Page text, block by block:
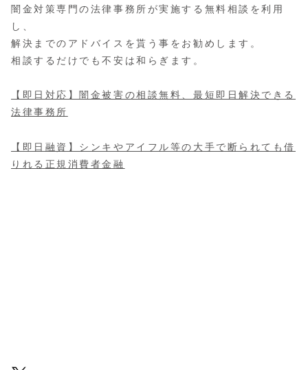
闇金対策専門の法律事務所が実施する無料相談を利用
し、
解決までのアドバイスを貰う事をお勧めします。
相談するだけでも不安は和らぎます。
【即日対応】闇金被害の相談無料、最短即日解決できる
法律事務所
【即日融資】シンキやアイフル等の大手で断られても借
りれる正規消費者金融